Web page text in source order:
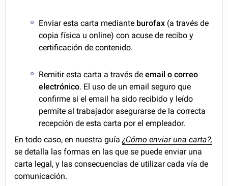
Enviar esta carta mediante burofax (a través de
copia física u online) con acuse de recibo y
certificación de contenido.
Remitir esta carta a través deemail o correo
electrónico. El uso de un email seguro que
confirme si el email ha sido recibido y leído
permite al trabajador asegurarse de la correcta
recepción de esta carta por el empleador.
En todo caso, en nuestra guía¿Cómo enviar una carta?,
se detalla las formas en las que se puede enviar una
carta legal, y las consecuencias de utilizar cada vía de
comunicación.